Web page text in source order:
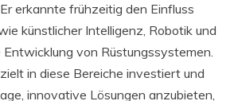
erkannte frühzeitig den Einfluss
künstlicher Intelligenz, Robotik und
von Rüstungssystemen.
in diese Bereiche investiert und
innovative Lösungen anzubieten,